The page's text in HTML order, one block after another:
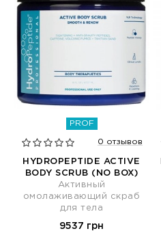
PROF
0 отзывов
HYDROPEPTIDE ACTIVE
BODY SCRUB (NO BOX)
Активный
омолаживающий скраб
для тела
9537 грн